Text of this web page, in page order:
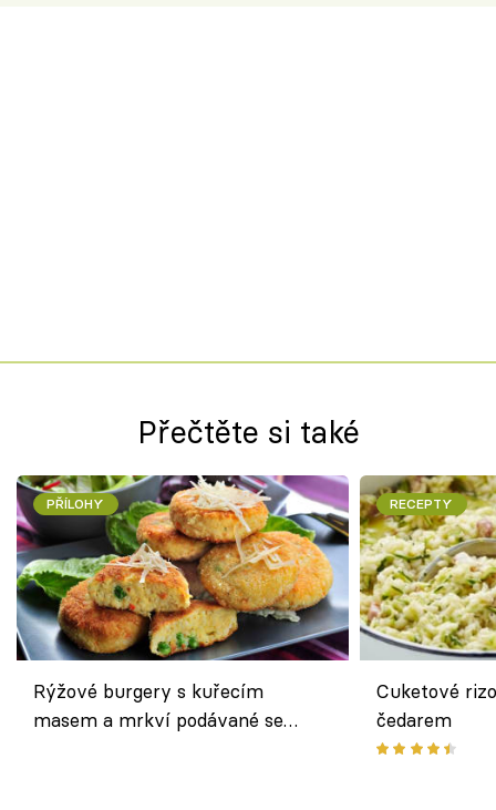
Přečtěte si také
PŘÍLOHY
Rýžové burgery s kuřecím
masem a mrkví podávané se
RECEPTY
Cuketové
čedarem